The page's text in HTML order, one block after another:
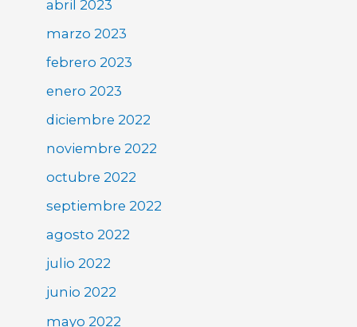
abril 2023
marzo 2023
febrero 2023
enero 2023
diciembre 2022
noviembre 2022
octubre 2022
septiembre 2022
agosto 2022
julio 2022
junio 2022
mayo 2022